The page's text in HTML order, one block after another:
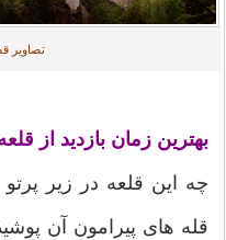
تصاویر
بهترین زمان بازدید از
چه این قلعه در زیر
قله های پیرامون آن